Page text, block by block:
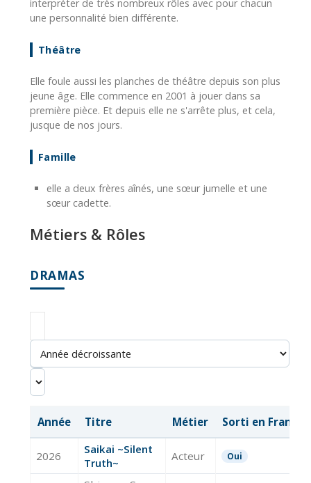
interpréter de très nombreux rôles avec pour chacun
une personnalité bien différente.
Théâtre
Elle foule aussi les planches de théâtre depuis son plus
jeune âge. Elle commence en 2001 à jouer dans sa
première pièce. Et depuis elle ne s'arrête plus, et cela,
jusque de nos jours.
Famille
elle a deux frères aînés, une sœur jumelle et une
sœur cadette.
Métiers & Rôles
DRAMAS
Année Titre Métier Sorti en France
2026
Saikai ~Silent
Truth~
Acteur Oui